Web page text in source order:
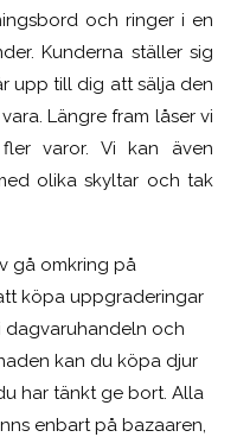
och ringer i en
Kunderna ställer sig
upp till dig att sälja den
Längre fram låser vi
varor. Vi kan även
olika skyltar och tak
gå omkring på
köpa uppgraderingar
dagvaruhandeln och
kan du köpa djur
har tänkt ge bort. Alla
enbart på bazaaren,